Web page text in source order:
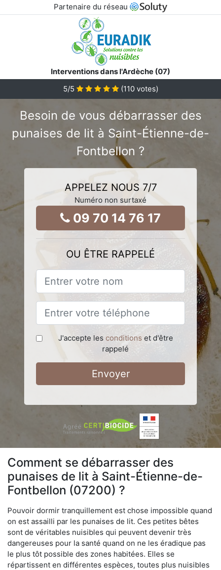
Partenaire du réseau
Interventions dans l'Ardèche (07)
5/5 (110votes)
Besoin de vous débarrasser des
punaises de lit à Saint-Étienne-de-
Fontbellon ?
APPELEZ NOUS 7/7
Numéro non surtaxé
09 70 14 76 17
OU ÊTRE RAPPELÉ
J'accepte les conditions et d'être
rappelé
Envoyer
Comment se débarrasser des
punaises de lit à Saint-Étienne-de-
Fontbellon (07200) ?
Pouvoir dormir tranquillement est chose impossible quand
on est assailli par les punaises de lit. Ces petites bêtes
sont de véritables nuisibles qui peuvent devenir très
dangereuses pour la santé quand on ne les éradique pas
le plus tôt possible des zones habitées. Elles se
répartissent en différentes espèces, toutes plus nuisibles